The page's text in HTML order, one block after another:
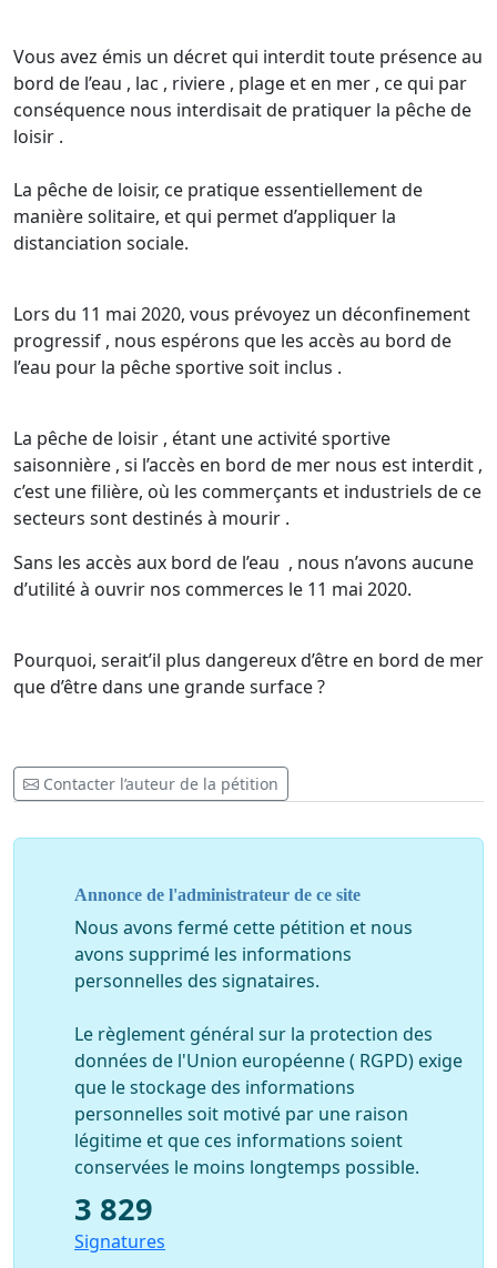
Vous avez émis un décret qui interdit toute présence au
bord de l’eau , lac , riviere , plage et en mer , ce qui par
conséquence nous interdisait de pratiquer la pêche de
loisir .
La pêche de loisir, ce pratique essentiellement de
manière solitaire, et qui permet d’appliquer la
distanciation sociale.
Lors du 11 mai 2020, vous prévoyez un déconfinement
progressif , nous espérons que les accès au bord de
l’eau pour la pêche sportive soit inclus .
La pêche de loisir , étant une activité sportive
saisonnière , si l’accès en bord de mer nous est interdit ,
c’est une filière, où les commerçants et industriels de ce
secteurs sont destinés à mourir .
Sans les accès aux bord de l’eau , nous n’avons aucune
d’utilité à ouvrir nos commerces le 11 mai 2020.
Pourquoi, serait’il plus dangereux d’être en bord de mer
que d’être dans une grande surface ?
Contacter l’auteur de la pétition
Annonce de l'administrateur de ce site
Nous avons fermé cette pétition et nous
avons supprimé les informations
personnelles des signataires.
Le règlement général sur la protection des
données de l'Union européenne ( RGPD) exige
que le stockage des informations
personnelles soit motivé par une raison
légitime et que ces informations soient
conservées le moins longtemps possible.
3 829
Signatures